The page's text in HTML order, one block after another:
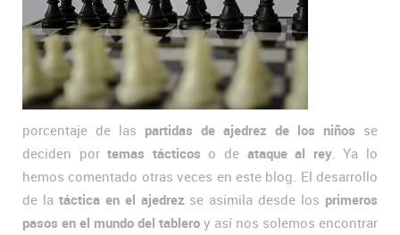
porcentaje de las partidas de ajedrez de los niños se
deciden portemas tácticos o de ataque al rey. Ya lo
hemos comentado otras veces en este blog. El desarrollo
de la táctica en el ajedrez se asimila desde los primeros
pasos en el mundo del tablero y así nos solemos encontrar